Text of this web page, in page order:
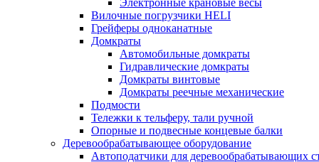
Электронные крановые весы
Вилочные погрузчики HELI
Грейферы одноканатные
Домкраты
Автомобильные домкраты
Гидравлические домкраты
Домкраты винтовые
Домкраты реечные механические
Подмости
Тележки к тельферу, тали ручной
Опорные и подвесные концевые балки
Деревообрабатывающее оборудование
Автоподатчики для деревообрабатывающих